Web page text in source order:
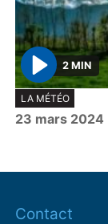
P
l
a
2 MIN
LA MÉTÉO
23 mars 2024
Contact